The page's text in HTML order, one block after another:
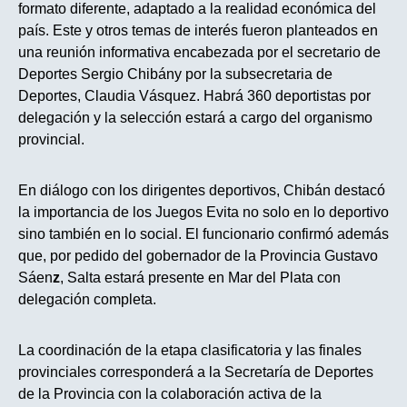
formato diferente, adaptado a la realidad económica del
país. Este y otros temas de interés fueron planteados en
una reunión informativa encabezada por el secretario de
Deportes Sergio Chibány por la subsecretaria de
Deportes, Claudia Vásquez. Habrá 360 deportistas por
delegación y la selección estará a cargo del organismo
provincial.
En diálogo con los dirigentes deportivos, Chibán destacó
la importancia de los Juegos Evita no solo en lo deportivo
sino también en lo social. El funcionario confirmó además
que, por pedido del gobernador de la Provincia Gustavo
Sáenz, Salta estará presente en Mar del Plata con
delegación completa.
La coordinación de la etapa clasificatoria y las finales
provinciales corresponderá a la Secretaría de Deportes
de la Provincia con la colaboración activa de la